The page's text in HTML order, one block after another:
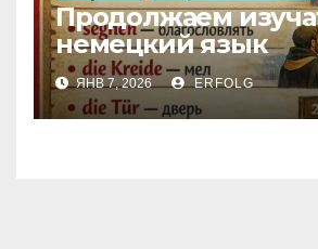
Продолжаем
немецкий язык
ЯНВ 7, 2026 ERFOLG